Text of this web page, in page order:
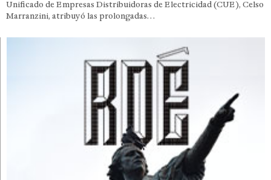
Unificado de Empresas Distribuidoras de Electricidad (CUE), Celso
Marranzini, atribuyó las prolongadas…